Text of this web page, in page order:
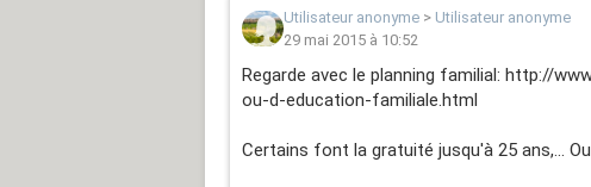
Utilisateur anonyme > Utilisateur anonyme
29 mai 2015 à 10:52
Regarde avec le planning familial: http://
ou-d-education-familiale.html
Certains font la gratuité jusqu'à 25 ans,...